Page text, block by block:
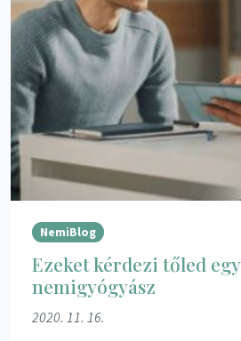
NemiBlog
Ezeket kérdezi tőled egy
nemigyógyász
2020. 11. 16.